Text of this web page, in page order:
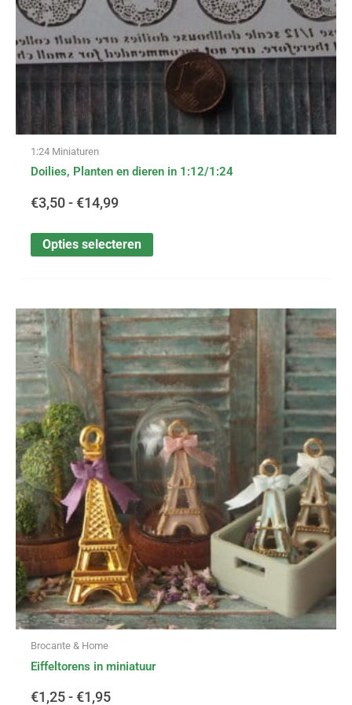
1:24 Miniaturen
Doilies, Planten en dieren in 1:12/1:24
€3,50 - €14,99
Opties selecteren
de
productpagina
Brocante & Home
Eiffeltorens in miniatuur
€1,25 - €1,95
Prijsklasse:
€1,25
tot
€1,95
Dit
product
heeft
meerdere
variaties.
Deze
optie
kan
gekozen
worden
op
de
productpagina